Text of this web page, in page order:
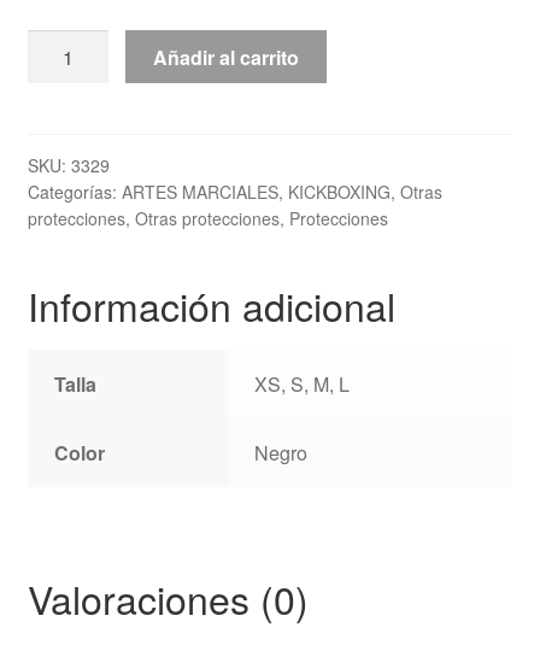
interior
TEN
cantidad
Añadir al carrito
SKU: 3329
Categorías: ARTES MARCIALES, KICKBOXING, Otras
protecciones, Otras protecciones, Protecciones
Información adicional
Talla XS, S, M, L
Color Negro
Valoraciones (0)